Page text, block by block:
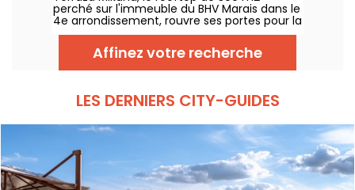
tous les jours jusqu’à minuit.
perché sur l'immeuble du BHV Marais dans le
4e arrondissement, rouvre ses portes pour la
saison 2026 avec une carte réinventée, une
nouvelle offre déjeuner et des cocktails
sympas.Affinez votre recherche
LES DERNIERS CITY-GUIDES